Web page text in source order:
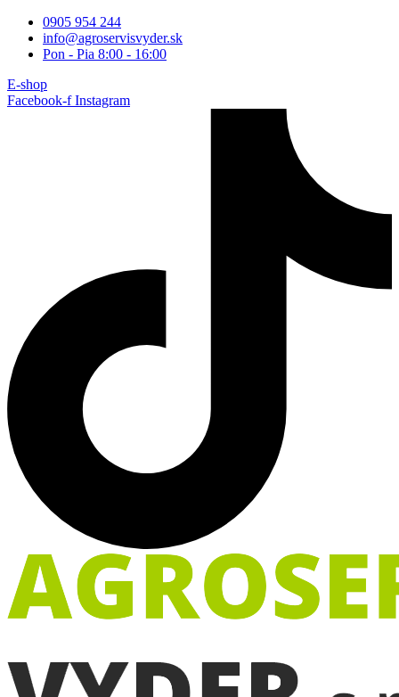
Preskočiť
obsah
0905 954 244
info@agroservisvyder.sk
Pon - Pia 8:00 - 16:00
E-shop
Facebook-f Instagram